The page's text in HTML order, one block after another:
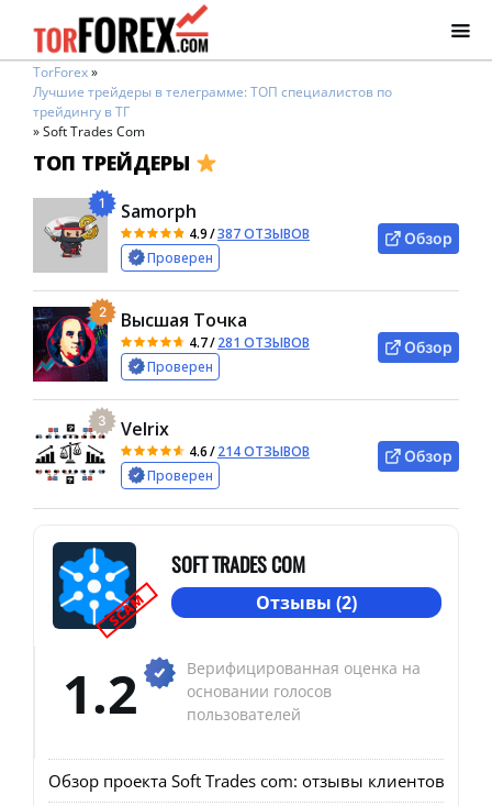
TorForex»
Лучшие трейдеры в телеграмме: ТОП специалистов по
трейдингу в ТГ
»Soft Trades Com
ТОП ТРЕЙДЕРЫ
1 Samorph
4.9/387 ОТЗЫВОВ
Проверен
Обзор
2 Высшая Точка
4.7/281 ОТЗЫВОВ
Проверен
Обзор
3 Velrix
4.6/214 ОТЗЫВОВ
Проверен
Обзор
SCAM
SOFT TRADES COM
Отзывы (2)
1.2
Верифицированная оценка на
основании голосов
пользователей
Обзор проекта Soft Trades com: отзывы клиентов,